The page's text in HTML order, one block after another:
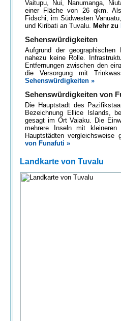
Vaitupu, Nui, Nanumanga,
einer Fläche von 26 qkm.
Fidschi, im Südwesten
und Kiribati an Tuvalu. Mehr zu
Sehenswürdigkeiten
Aufgrund der
nahezu keine Rolle.
Entfernungen zwischen den
die Versorgung mit
Sehenswürdigkeiten »
Sehenswürdigkeiten von
Die Hauptstadt des
Bezeichnung Ellice Islands,
gesagt im Ort Vaiaku. Die
mehrere Inseln mit
Hauptstädten vergleichsweise
von Funafuti »
Landkarte von Tuvalu